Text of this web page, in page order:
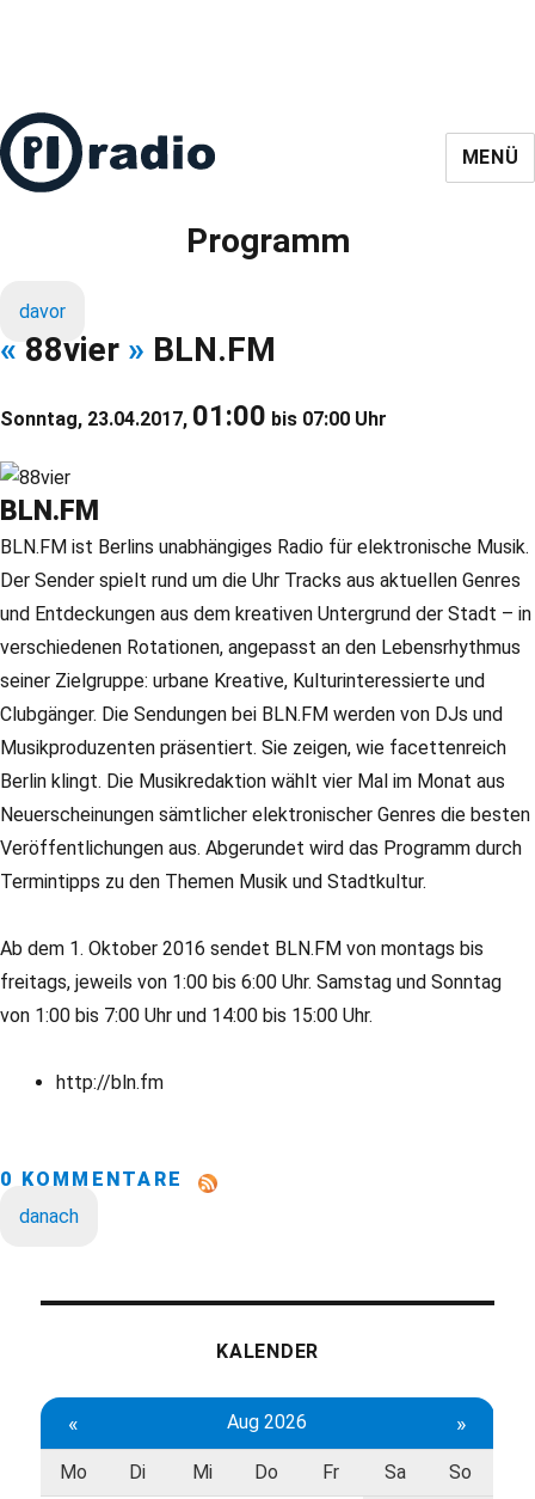
MENÜ
Programm
davor
« 88vier » BLN.FM
Sonntag, 23.04.2017, 01:00 bis 07:00 Uhr
BLN.FM
BLN.FM ist Berlins unabhängiges Radio für elektronische Musik.
Der Sender spielt rund um die Uhr Tracks aus aktuellen Genres
und Entdeckungen aus dem kreativen Untergrund der Stadt – in
verschiedenen Rotationen, angepasst an den Lebensrhythmus
seiner Zielgruppe: urbane Kreative, Kulturinteressierte und
Clubgänger. Die Sendungen bei BLN.FM werden von DJs und
Musikproduzenten präsentiert. Sie zeigen, wie facettenreich
Berlin klingt. Die Musikredaktion wählt vier Mal im Monat aus
Neuerscheinungen sämtlicher elektronischer Genres die besten
Veröffentlichungen aus. Abgerundet wird das Programm durch
Termintipps zu den Themen Musik und Stadtkultur.
Ab dem 1. Oktober 2016 sendet BLN.FM von montags bis
freitags, jeweils von 1:00 bis 6:00 Uhr. Samstag und Sonntag
von 1:00 bis 7:00 Uhr und 14:00 bis 15:00 Uhr.
http://bln.fm
0 KOMMENTARE
danach
KALENDER
« Aug 2026 »
Mo Di Mi Do Fr Sa So